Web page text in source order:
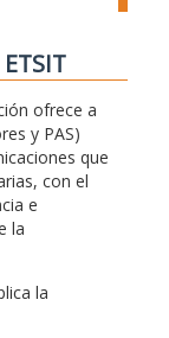
ofrece a
y PAS)
que
con el
e
la
la